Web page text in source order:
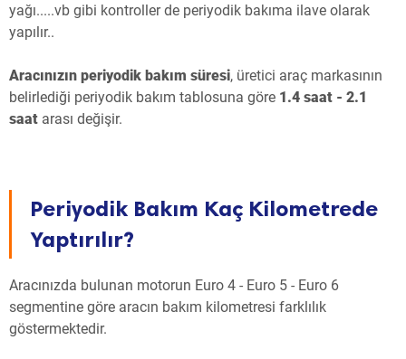
yağı.....vb gibi kontroller de periyodik bakıma ilave olarak
yapılır..
Aracınızın periyodik bakım süresi, üretici araç markasının
belirlediği periyodik bakım tablosuna göre 1.4 saat - 2.1
saat arası değişir.
Periyodik Bakım Kaç Kilometrede
Yaptırılır?
Aracınızda bulunan motorun Euro 4 - Euro 5 - Euro 6
segmentine göre aracın bakım kilometresi farklılık
göstermektedir.